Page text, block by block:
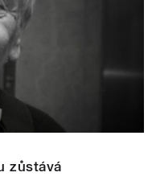
zůstává